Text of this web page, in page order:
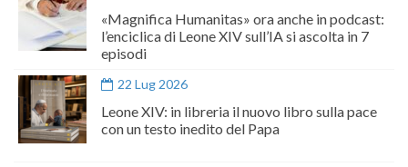
«Magnifica Humanitas» ora anche in podcast:
l’enciclica di Leone XIV sull’IA si ascolta in 7
episodi
22 Lug 2026
Leone XIV: in libreria il nuovo libro sulla pace
con un testo inedito del Papa